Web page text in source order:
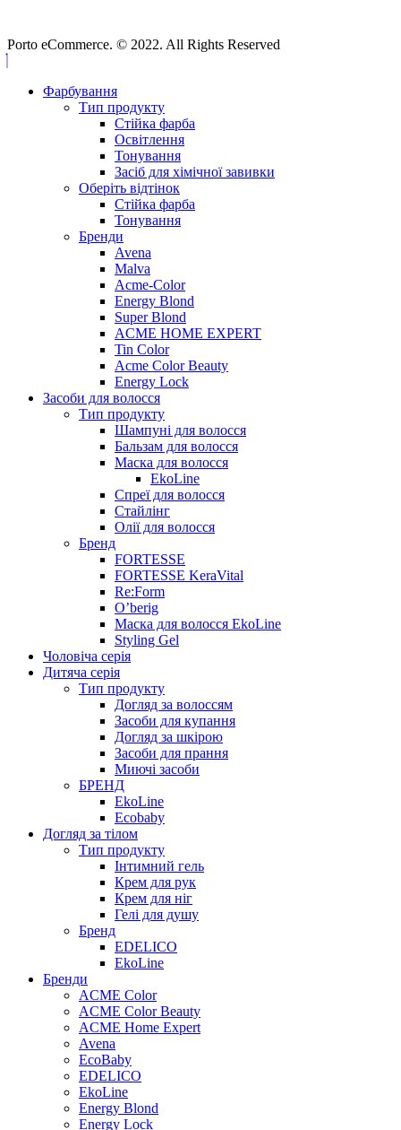
Porto eCommerce. © 2022. All Rights Reserved
Фарбування
Тип продукту
Стійка фарба
Освітлення
Тонування
Засіб для хімічної завивки
Оберіть відтінок
Стійка фарба
Тонування
Бренди
Avena
Malva
Acme-Color
Energy Blond
Super Blond
ACME HOME EXPERT
Tin Color
Acme Color Beauty
Energy Lock
Засоби для волосся
Тип продукту
Шампуні для волосся
Бальзам для волосся
Маска для волосся
EkoLine
Спреї для волосся
Стайлінг
Олії для волосся
Бренд
FORTESSE
FORTESSE KeraVital
Re:Form
O’berig
Маска для волосся EkoLine
Styling Gel
Чоловіча серія
Дитяча серія
Тип продукту
Догляд за волоссям
Засоби для купання
Догляд за шкірою
Засоби для прання
Миючі засоби
БРЕНД
EkoLine
Ecobaby
Догляд за тілом
Тип продукту
Інтимний гель
Крем для рук
Крем для ніг
Гелі для душу
Бренд
EDELICO
EkoLine
Бренди
ACME Color
ACME Color Beauty
ACME Home Expert
Avena
EcoBaby
EDELICO
EkoLine
Energy Blond
Energy Lock